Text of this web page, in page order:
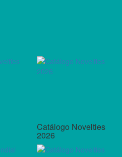
Catálogo Novelties
2026